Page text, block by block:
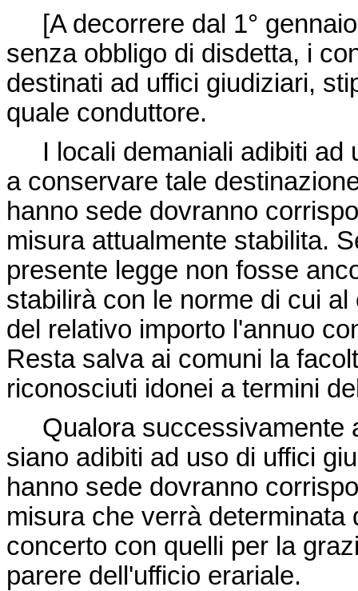
[A decorrere dal 1°
senza obbligo di disdetta, i
destinati ad uffici giudiziari,
quale conduttore.
I locali demaniali adibiti ad
a conservare tale
hanno sede dovranno
misura attualmente stabilita.
presente legge non fosse
stabilirà con le norme di cui
del relativo importo l'annuo
Resta salva ai comuni la
riconosciuti idonei a termini
Qualora successivamente
siano adibiti ad uso di uffici
hanno sede dovranno
misura che verrà
concerto con quelli per la
parere dell'ufficio erariale.